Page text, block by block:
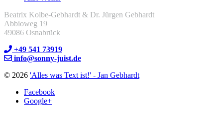
Beatrix Kolbe-Gebhardt & Dr. Jürgen Gebhardt
Abbioweg 19
49086 Osnabrück
+49 541 73919
info@sonny-juist.de
© 2026 'Alles was Text ist!' - Jan Gebhardt
Facebook
Google+